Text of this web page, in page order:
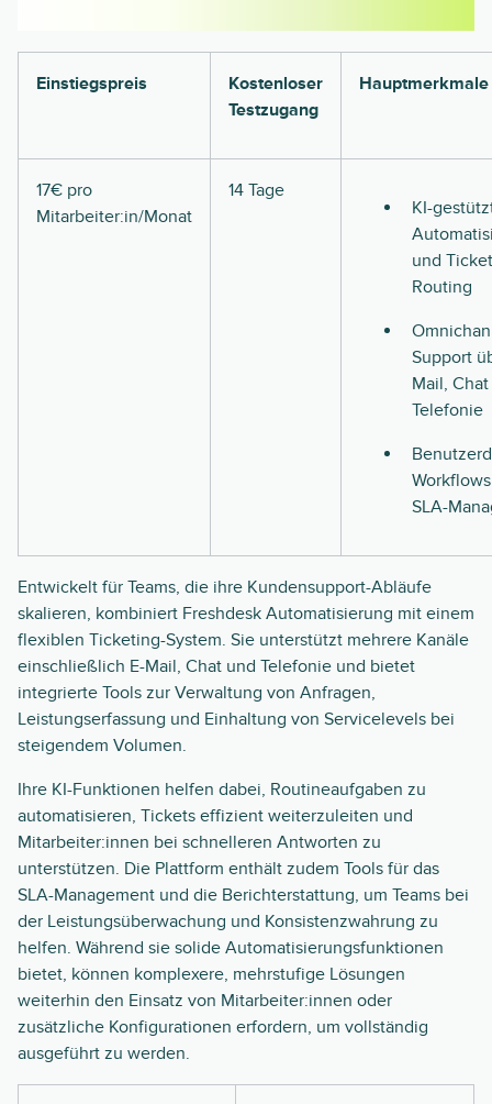
Einstiegspreis
Kostenloser
Testzugang
Hauptmerkmale
17€ pro
Mitarbeiter:in/Monat
14 Tage
KI-
und
Routing
Support
Mail,
Telefonie
SLA-
Entwickelt für Teams, die ihre Kundensupport-Abläufe
skalieren, kombiniert Freshdesk Automatisierung mit einem
flexiblen Ticketing-System. Sie unterstützt mehrere Kanäle
einschließlich E-Mail, Chat und Telefonie und bietet
integrierte Tools zur Verwaltung von Anfragen,
Leistungserfassung und Einhaltung von Servicelevels bei
steigendem Volumen.
Ihre KI-Funktionen helfen dabei, Routineaufgaben zu
automatisieren, Tickets effizient weiterzuleiten und
Mitarbeiter:innen bei schnelleren Antworten zu
unterstützen. Die Plattform enthält zudem Tools für das
SLA-Management und die Berichterstattung, um Teams bei
der Leistungsüberwachung und Konsistenzwahrung zu
helfen. Während sie solide Automatisierungsfunktionen
bietet, können komplexere, mehrstufige Lösungen
weiterhin den Einsatz von Mitarbeiter:innen oder
zusätzliche Konfigurationen erfordern, um vollständig
ausgeführt zu werden.